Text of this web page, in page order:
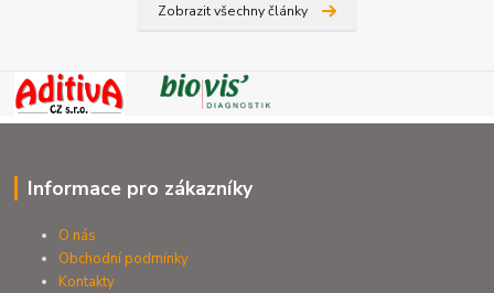
Zobrazit všechny články
Informace pro zákazníky
O nás
Obchodní podmínky
Kontakty